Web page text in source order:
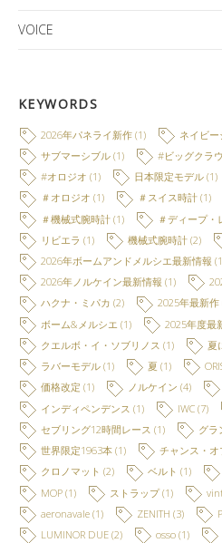
VOICE
KEYWORDS
2026年パネライ新作(1) ネイビ
サブマーシブル(1) #ビッグクラ
#オロジオ (1) 日本限定モデル(1)
＃オロジオ (1) ＃スイス時計(1)
＃機械式腕時計(1) ＃ディープ・
リビエラ (1) 機械式腕時計(2)
2026年ボームアンドメルシエ最新情報
2026年ノルケイン最新情報 (1)
ハクナ・ミパカ (2) 2025年最新作
ボーム&メルシエ (1) 2025年度最
クエルボ・イ・ソブリノス (1) 夏
ラバーモデル(1) 夏 (1)
価格改定 (1) ノルケイン (4)
インディペンデンス (1) IWC(7)
セブリング12時間レース (1) グラ
世界限定1963本(1) チャンス・オ
クロノマット (2) ベルト (1)
MOP(1) ストラップ(1)
aeronavale(1) ZENITH (3)
LUMINOR DUE(2) osso(1)